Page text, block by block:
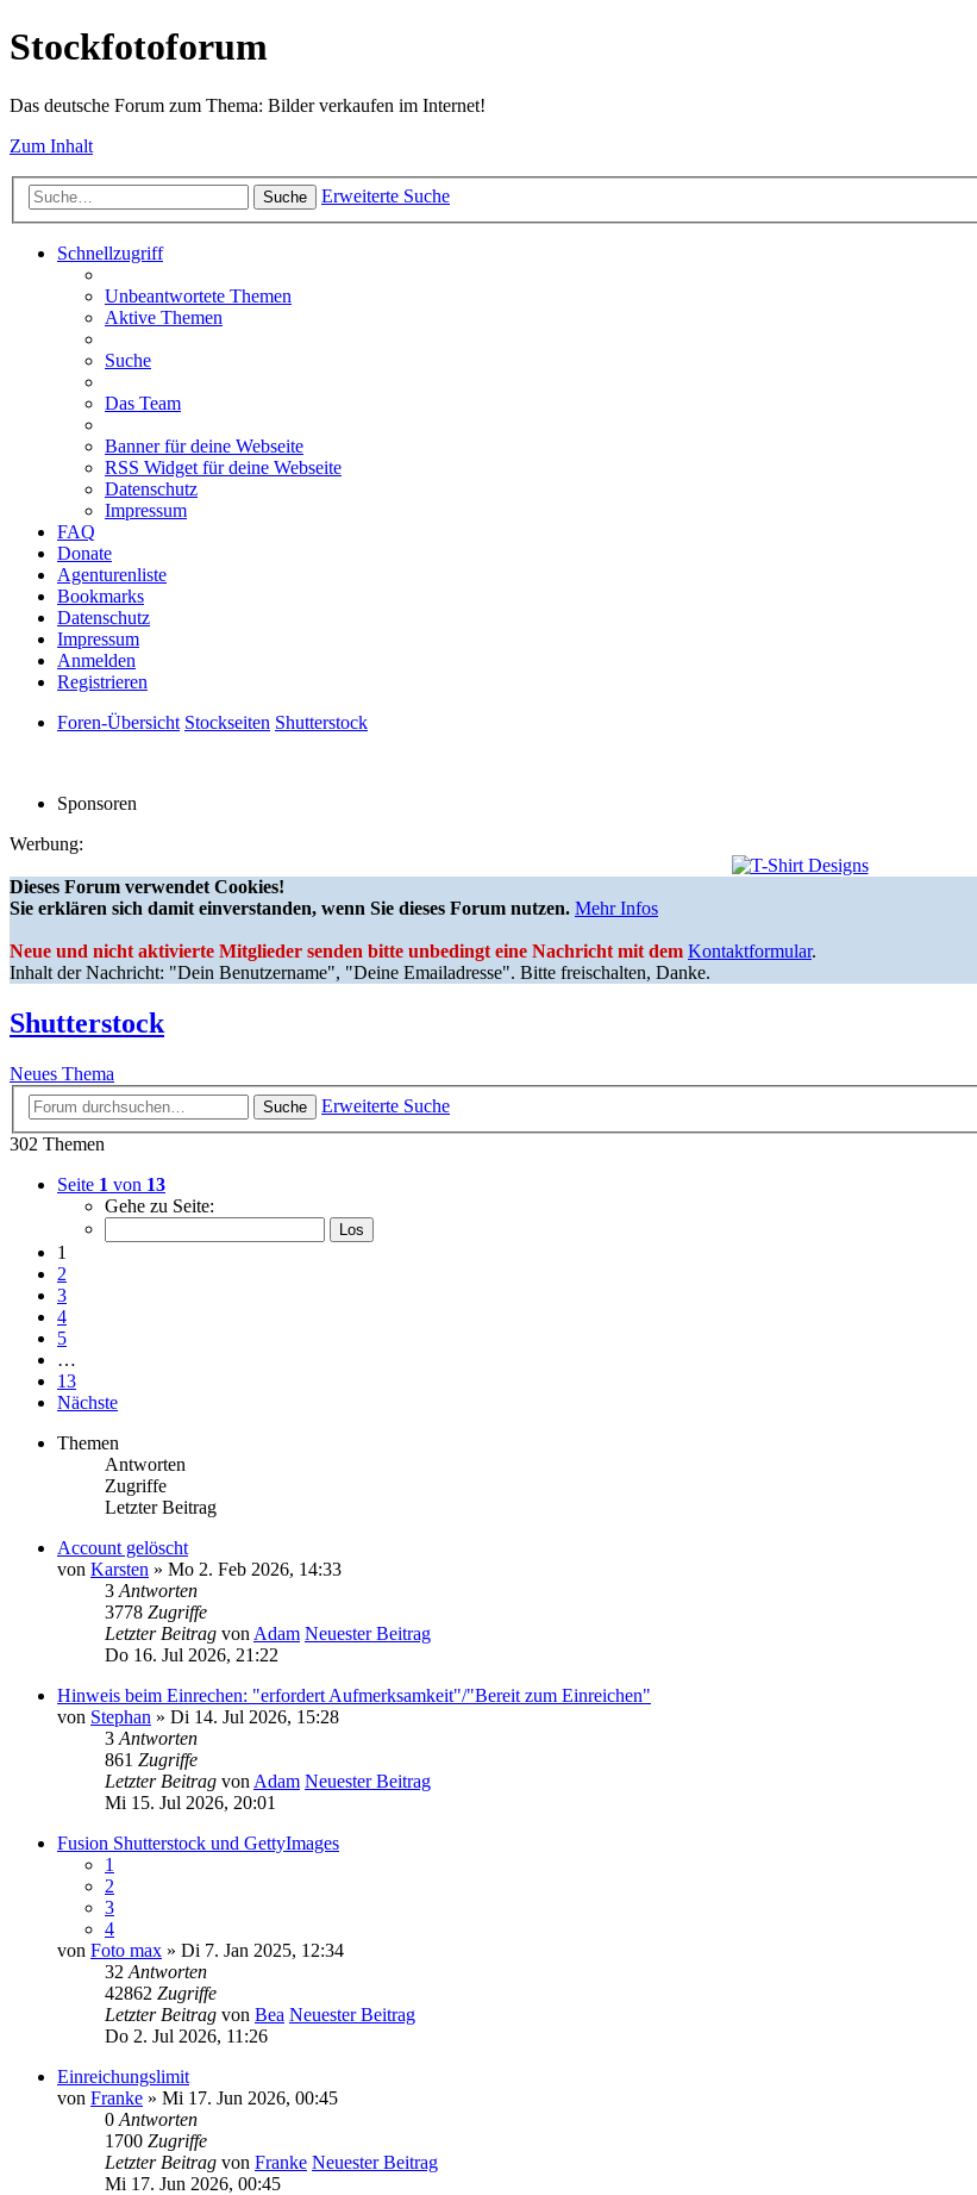
Stockfotoforum
Das deutsche Forum zum Thema: Bilder verkaufen im Internet!
Zum Inhalt
Suche Erweiterte Suche
Schnellzugriff
Unbeantwortete Themen
Aktive Themen
Suche
Das Team
Banner für deine Webseite
RSS Widget für deine Webseite
Datenschutz
Impressum
FAQ
Donate
Agenturenliste
Bookmarks
Datenschutz
Impressum
Anmelden
Registrieren
Foren-Übersicht Stockseiten Shutterstock
Sponsoren
Werbung:
Dieses Forum verwendet Cookies!
Sie erklären sich damit einverstanden, wenn Sie dieses Forum nutzen. Mehr Infos
Neue und nicht aktivierte Mitglieder senden bitte unbedingt eine Nachricht mit dem Kontaktformular.
Inhalt der Nachricht: "Dein Benutzername", "Deine Emailadresse". Bitte freischalten, Danke.
Shutterstock
Neues Thema
Suche
Erweiterte Suche
302 Themen
Seite 1 von 13
Gehe zu Seite:
1
2
3
4
5
…
13
Nächste
Themen
Antworten
Zugriffe
Letzter Beitrag
Account gelöscht
von Karsten » Mo 2. Feb 2026, 14:33
3 Antworten
3778 Zugriffe
Letzter Beitrag von Adam Neuester Beitrag
Do 16. Jul 2026, 21:22
Hinweis beim Einrechen: "erfordert Aufmerksamkeit"/"Bereit zum Einreichen"
von Stephan » Di 14. Jul 2026, 15:28
3 Antworten
861 Zugriffe
Letzter Beitrag von Adam Neuester Beitrag
Mi 15. Jul 2026, 20:01
Fusion Shutterstock und GettyImages
1
2
3
4
von Foto max » Di 7. Jan 2025, 12:34
32 Antworten
42862 Zugriffe
Letzter Beitrag von Bea Neuester Beitrag
Do 2. Jul 2026, 11:26
Einreichungslimit
von Franke » Mi 17. Jun 2026, 00:45
0 Antworten
1700 Zugriffe
Letzter Beitrag von Franke Neuester Beitrag
Mi 17. Jun 2026, 00:45